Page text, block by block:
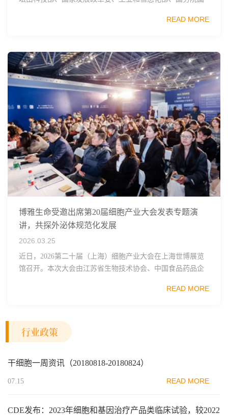
READ MORE
博雅生命受邀出席第20届细胞产业大会发表专题演
讲，共探外泌体规范化发展
2026.03.25
近日，2026第二十届（上海）细胞产业大会在上海世博展览
馆召开。本次大会由江苏省生物技术协会、中国食品药品企
范区生物医药行业协会、瑞士日内瓦长寿科学...
READ MORE
行业政策
干细胞一周资讯（20180818-20180824）
07.15 READ MORE
CDE发布：2023年细胞和基因治疗产品类临床试验，较2022